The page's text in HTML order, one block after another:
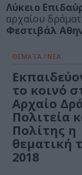
Λύκειο
αρχαίου
Φεστιβάλ
ΘΕΜΑΤΑ / ΝΕΑ
το κοινό
Αρχαίο
Πολιτεία
Πολίτης η
θεματική
2018